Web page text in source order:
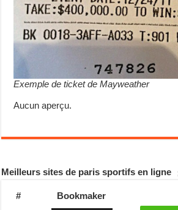
Exemple de ticket de Mayweather
Aucun aperçu.
Meilleurs sites de paris sportifs en ligne
# Bookmaker